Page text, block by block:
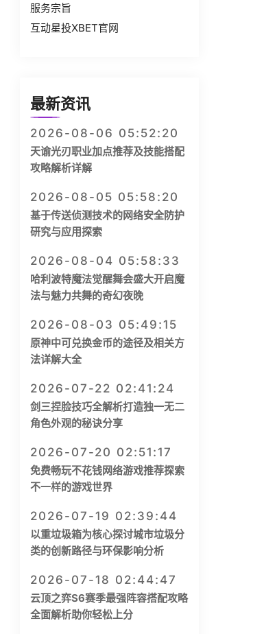
服务宗旨
互动星投XBET官网
最新资讯
2026-08-06 05:52:20
天谕光刃职业加点推荐及技能搭配
攻略解析详解
2026-08-05 05:58:20
基于传送侦测技术的网络安全防护
研究与应用探索
2026-08-04 05:58:33
哈利波特魔法觉醒舞会盛大开启魔
法与魅力共舞的奇幻夜晚
2026-08-03 05:49:15
原神中可兑换金币的途径及相关方
法详解大全
2026-07-22 02:41:24
剑三捏脸技巧全解析打造独一无二
角色外观的秘诀分享
2026-07-20 02:51:17
免费畅玩不花钱网络游戏推荐探索
不一样的游戏世界
2026-07-19 02:39:44
以重垃圾箱为核心探讨城市垃圾分
类的创新路径与环保影响分析
2026-07-18 02:44:47
云顶之弈S6赛季最强阵容搭配攻略
全面解析助你轻松上分